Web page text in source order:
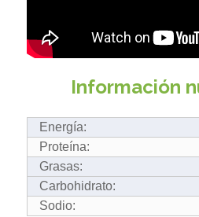
Información
Energía:
Proteína:
Grasas:
Carbohidrato:
Sodio: